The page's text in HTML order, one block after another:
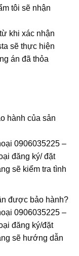
tôi sẽ nhận
khi xác nhận
sẽ thực hiện
án đã thỏa
hành của sản
0906035225 –
đăng ký/ đặt
sẽ kiểm tra tình
được bảo hành?
0906035225 –
đăng ký/đặt
sẽ hướng dẫn